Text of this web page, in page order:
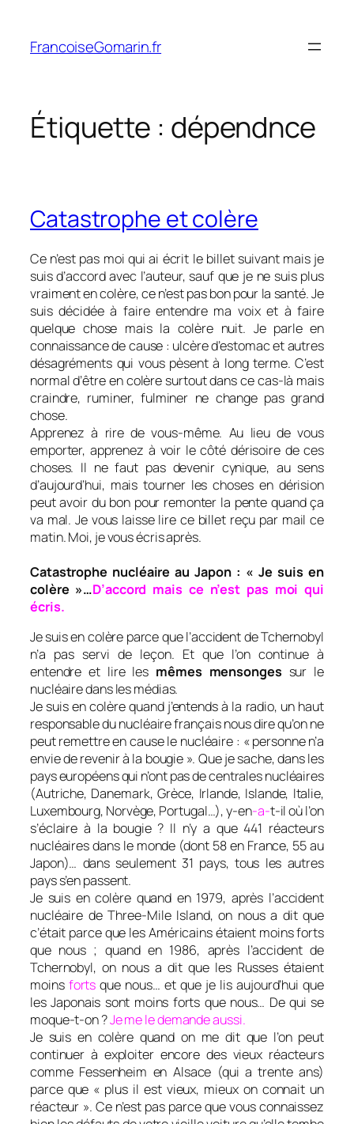
contenu
FrancoiseGomarin.fr
Étiquette : dépendnce
Catastrophe et colère
Ce n’est pas moi qui ai écrit le billet suivant mais je
suis d’accord avec l’auteur, sauf que je ne suis plus
vraiment en colère, ce n’est pas bon pour la santé. Je
suis décidée à faire entendre ma voix et à faire
quelque chose mais la colère nuit. Je parle en
connaissance de cause : ulcère d’estomac et autres
désagréments qui vous pèsent à long terme. C’est
normal d’être en colère surtout dans ce cas-là mais
craindre, ruminer, fulminer ne change pas grand
chose.
Apprenez à rire de vous-même. Au lieu de vous
emporter, apprenez à voir le côté dérisoire de ces
choses. Il ne faut pas devenir cynique, au sens
d’aujourd’hui, mais tourner les choses en dérision
peut avoir du bon pour remonter la pente quand ça
va mal. Je vous laisse lire ce billet reçu par mail ce
matin. Moi, je vous écris après.
Catastrophe nucléaire au Japon : « Je suis en
colère »…D’accord mais ce n’est pas moi qui
écris.
Je suis en colère parce que l’accident de Tchernobyl
n’a pas servi de leçon. Et que l’on continue à
entendre et lire les mêmes mensonges sur le
nucléaire dans les médias.
Je suis en colère quand j’entends à la radio, un haut
responsable du nucléaire français nous dire qu’on ne
peut remettre en cause le nucléaire : « personne n’a
envie de revenir à la bougie ». Que je sache, dans les
pays européens qui n’ont pas de centrales nucléaires
(Autriche, Danemark, Grèce, Irlande, Islande, Italie,
Luxembourg, Norvège, Portugal…), y-en-a-t-il où l’on
s’éclaire à la bougie ? Il n’y a que 441 réacteurs
nucléaires dans le monde (dont 58 en France, 55 au
Japon)… dans seulement 31 pays, tous les autres
pays s’en passent.
Je suis en colère quand en 1979, après l’accident
nucléaire de Three-Mile Island, on nous a dit que
c’était parce que les Américains étaient moins forts
que nous ; quand en 1986, après l’accident de
Tchernobyl, on nous a dit que les Russes étaient
moins forts que nous… et que je lis aujourd’hui que
les Japonais sont moins forts que nous… De qui se
moque-t-on ?Je me le demande aussi.
Je suis en colère quand on me dit que l’on peut
continuer à exploiter encore des vieux réacteurs
comme Fessenheim en Alsace (qui a trente ans)
parce que « plus il est vieux, mieux on connait un
réacteur ». Ce n’est pas parce que vous connaissez